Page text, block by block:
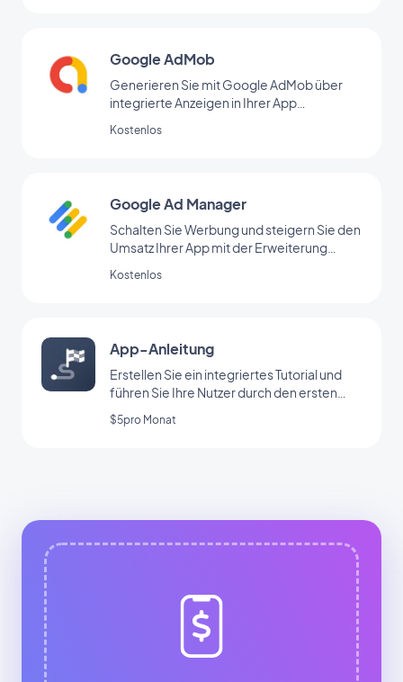
Google AdMob
Generieren Sie mit Google AdMob über
integrierte Anzeigen in Ihrer App
Kostenlos
Google Ad Manager
Schalten Sie Werbung und steigern Sie den
Umsatz Ihrer App mit der Erweiterung
Kostenlos
App-Anleitung
Erstellen Sie ein integriertes Tutorial und
führen Sie Ihre Nutzer durch den ersten
Start Ihrer App
$5pro Monat